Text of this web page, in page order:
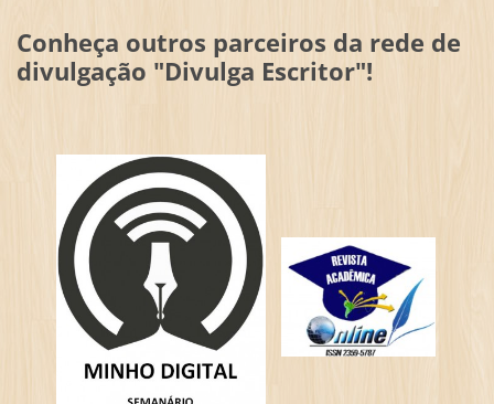
Conheça outros parceiros da rede de
divulgação "Divulga Escritor"!